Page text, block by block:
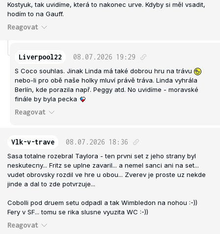
Kostyuk, tak uvidíme, která to nakonec urve. Kdyby si měl vsadit,
hodím to na Gauff.
Reagovat
Liverpool22 08.07.2026 19:29
S Coco souhlas. Jinak Linda má také dobrou hru na trávu
nebo-li pro obě naše holky mluví právě tráva. Linda vyhrála
Berlín, kde porazila např. Peggy atd. No uvidíme - moravské
finále by byla pecka
Reagovat
Vlk-v-trave 08.07.2026 18:36
Sasa totalne rozebral Taylora - ten prvni set z jeho strany byl
neskutecny... Fritz se uplne zavaril... a nemel sanci ani na set...
vudet obrovsky rozdil ve hre u obou... Zverev je proste uz nekde
jinde a dal to zde potvrzuje...
Cobolli pod druem setu odpadl a tak Wimbledon na nohou :-))
Fery v SF... tomu se rika slusne vyuzita WC :-))
Reagovat